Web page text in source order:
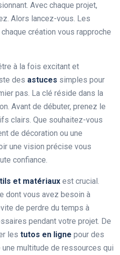
Avec chaque projet,
Alors lancez-vous. Les
création vous rapproche
à la fois excitant et
des astuces simples pour
pas. La clé réside dans la
Avant de débuter, prenez le
clairs. Que souhaitez-vous
de décoration ou une
une vision précise vous
confiance.
et matériaux est crucial.
dont vous avez besoin à
de perdre du temps à
pendant votre projet. De
les tutos en ligne pour des
multitude de ressources qui